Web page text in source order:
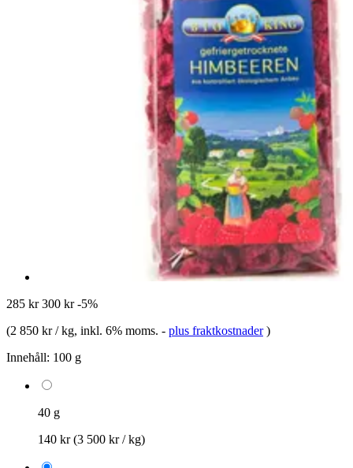
285 kr 300 kr -5%
(2 850 kr / kg, inkl. 6% moms. - plus fraktkostnader )
Innehåll: 100 g
40 g
140 kr(3 500 kr / kg)